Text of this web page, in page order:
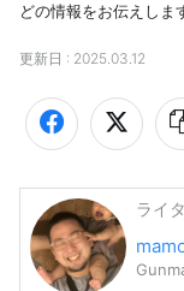
どの情報をお伝えしま
更新日 : 2025.03.12
ライ